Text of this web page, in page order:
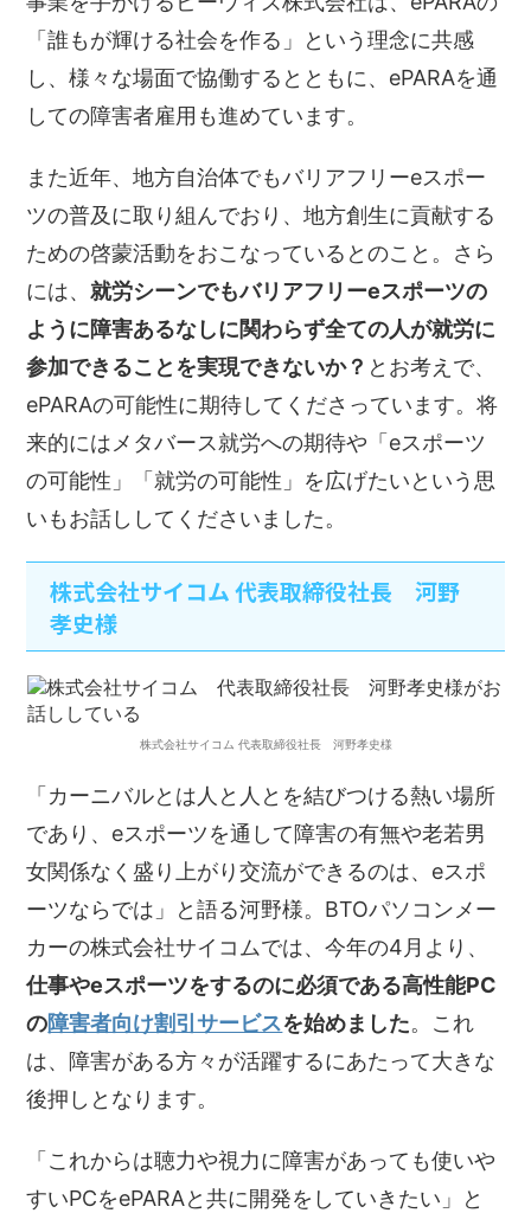
「誰もが輝ける社会を作る」という理念に共感
し、様々な場面で協働するとともに、ePARAを通
しての障害者雇用も進めています。
また近年、地方自治体でもバリアフリーeスポー
ツの普及に取り組んでおり、地方創生に貢献する
ための啓蒙活動をおこなっているとのこと。さら
には、就労シーンでもバリアフリーeスポーツの
ように障害あるなしに関わらず全ての人が就労に
参加できることを実現できないか？ とお考えで、
ePARAの可能性に期待してくださっています。将
来的にはメタバース就労への期待や「eスポーツ
の可能性」「就労の可能性」を広げたいという思
いもお話ししてくださいました。
株式会社サイコム 代表取締役社長 河野
孝史様
株式会社サイコム 代表取締役社長 河野孝史様
「カーニバルとは人と人とを結びつける熱い場所
であり、eスポーツを通して障害の有無や老若男
女関係なく盛り上がり交流ができるのは、eスポ
ーツならでは」と語る河野様。BTOパソコンメー
カーの株式会社サイコムでは、今年の4月より、
仕事やeスポーツをするのに必須である高性能PC
の障害者向け割引サービスを始めました。これ
は、障害がある方々が活躍するにあたって大きな
後押しとなります。
「これからは聴力や視力に障害があっても使いや
すいPCをePARAと共に開発をしていきたい」と